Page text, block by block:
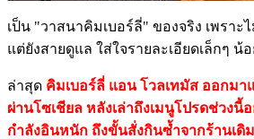
เป็น "วาสนาคิมเบอร์ลี่" ของจริง เพรา
แต่ยังสายดูแล ใส่ใจรายละเอียดเล็กๆ น้
ล่าสุด คิมเบอร์ลี่ แอน โวลเทมัส ออกม
ผ่านโซเชียล หลังเล่าถึงเมนูโปรดช่วงนี้
กำลังอินหนัก ถึงขั้นสั่งกินซ้ำจากร้านเดิ